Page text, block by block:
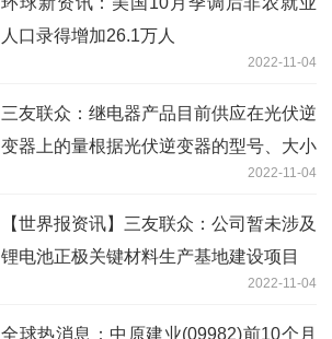
人口录得增加26.1万人
2022-11-04
三友联众：继电器产品目前供应在光伏逆
变器上的量根据光伏逆变器的型号、大小
2022-11-04
【世界报资讯】三友联众：公司暂未涉及
锂电池正极关键材料生产基地建设项目
2022-11-04
全球热消息：中原建业(09982)前10个月